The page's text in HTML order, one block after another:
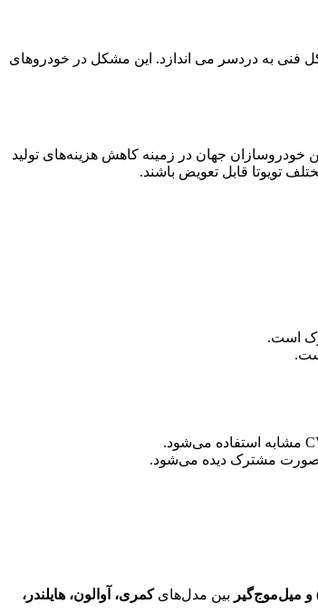
فنی به دردسر می اندازد. این مشکل در خودروهای
خودروسازان جهان در زمینه کاهش هزینه‌های تولید
تویوتا قابل تعویض باشند.
است.
صورت مشترک دیده می‌شود.
بین مدل‌هایکمری، آوالون، هایلندر،